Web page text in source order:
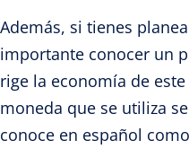
Además, si tienes
importante conocer un
rige la economía de
moneda que se utiliza
conoce en español como